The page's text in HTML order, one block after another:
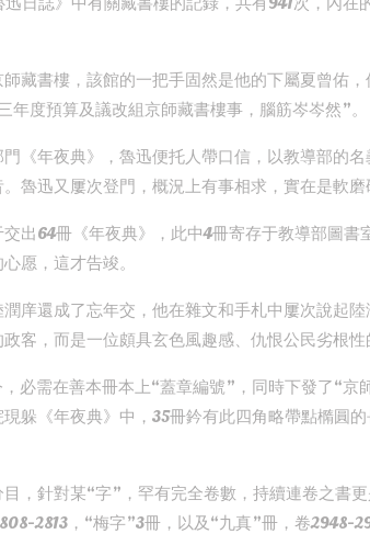
藏書樓，該館的一把手固然是他的下屬夏曾佑
年度預算及議改組京師藏書樓事，腦筋岑岑然”。
《年夜典》，魯迅便托人帶口信，以教導部的
魯迅又屢次登門，概況上有事相求，實在是軟磨
出64冊《年夜典》，此中4冊寄存于教導部圖
愿，這才告竣。
庠還成了忘年交，他在雜文和手札中屢次說起
客，而是一位頗具玄色風趣感、仇恨公民劣根性
必需在善本冊本上“蓋章編號”，同時下發了“
躲《年夜典》中，35冊鈐有此四角略帶點橢圓
目，針對某“字”，罕有完全卷數，持續連卷之書
2813，“梅字”3冊，以及“九真”冊，卷2948-